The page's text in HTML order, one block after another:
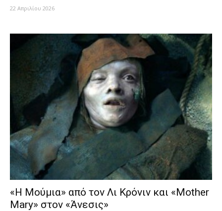
22 Απριλίου 2026
«Η Μούμια» από τον Λι Κρόνιν και «Mother
Mary» στον «Άνεσις»